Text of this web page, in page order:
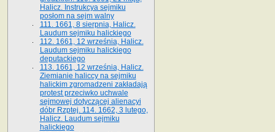
Halicz. Instrukcya sejmiku
posłom na sejm walny
111. 1661, 8 sierpnia, Halicz.
Laudum sejmiku halickiego
112. 1661, 12 września, Halicz.
Laudum sejmiku halickiego
deputackiego
113. 1661, 12 września, Halicz.
Ziemianie haliccy na sejmiku
halickim zgromadzeni zakładają
protest przeciwko uchwale
sejmowej dotyczącej alienacyi
dóbr Rzptej. 114. 1662, 3 lutego,
Halicz. Laudum sejmiku
halickiego